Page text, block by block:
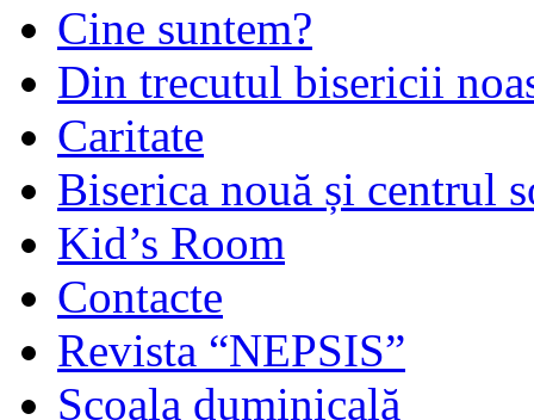
Cine suntem?
Din trecutul bisericii
Caritate
Biserica nouă și centrul
Kid’s Room
Contacte
Revista “NEPSIS”
Școala duminicală